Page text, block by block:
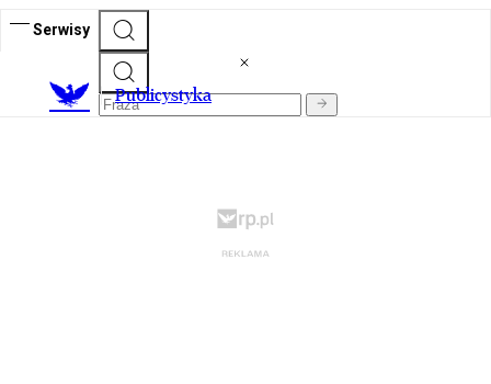
Serwisy
Publicystyka